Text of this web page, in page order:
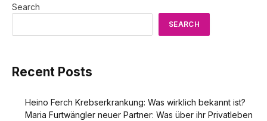
Search
SEARCH
Recent Posts
Heino Ferch Krebserkrankung: Was wirklich bekannt ist?
Maria Furtwängler neuer Partner: Was über ihr Privatleben